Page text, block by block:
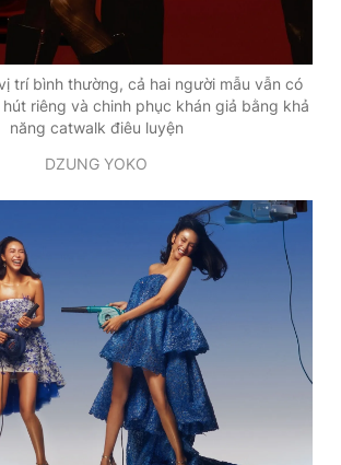
trí bình thường, cả hai người mẫu vẫn có
riêng và chinh phục khán giả bằng khả
năng catwalk điêu luyện
DZUNG YOKO